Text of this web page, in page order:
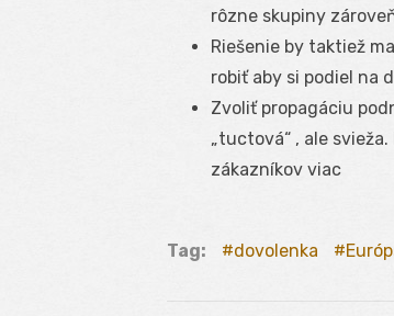
rôzne skupiny
Riešenie by taktiež
robiť aby si podiel na
Zvoliť propagáciu
„tuctová“ , ale
zákazníkov viac
Tag: dovolenka